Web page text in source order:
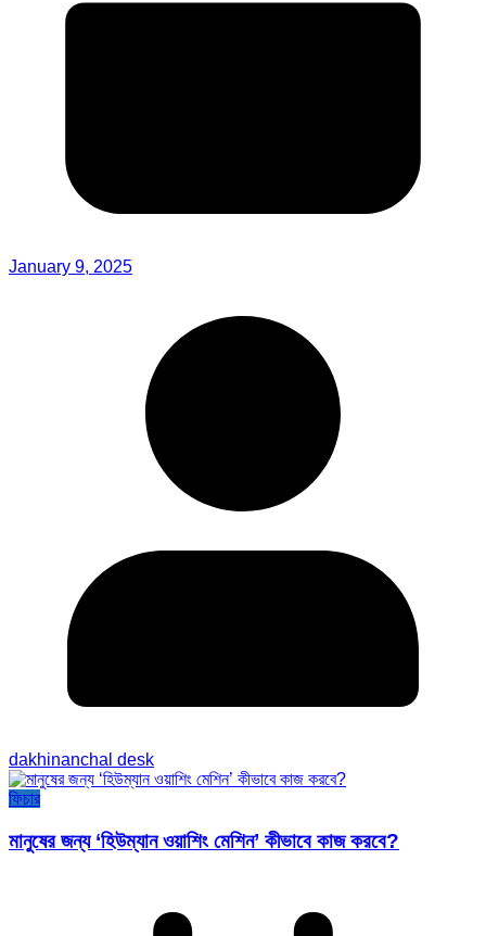
January 9, 2025
dakhinanchal desk
ফিচার
মানুষের জন্য ‘হিউম্যান ওয়াশিং মেশিন’ কীভাবে কাজ করবে?